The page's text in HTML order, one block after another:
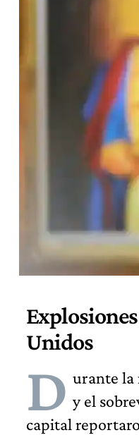
Unidos
D urante la
y el
capital